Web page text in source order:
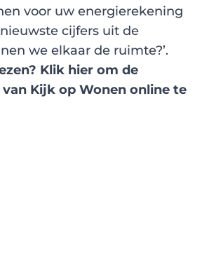
voor uw energierekening
cijfers uit de
we elkaar de ruimte?’.
Klik hier om de
Kijk op Wonen online te